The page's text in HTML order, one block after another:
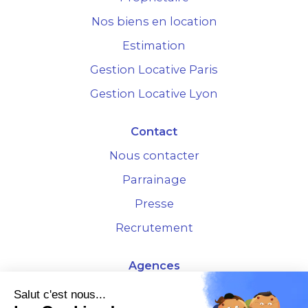
Nos biens en location
Estimation
Gestion Locative Paris
Gestion Locative Lyon
Contact
Nous contacter
Parrainage
Presse
Recrutement
Agences
4 Rue de la Bourse - 69001 Lyon
Salut c'est nous...